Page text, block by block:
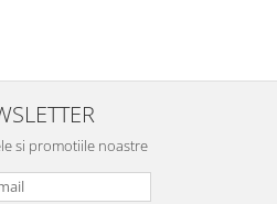
si promotiile noastre